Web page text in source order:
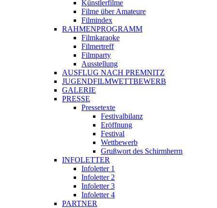
Künstlerfilme
Filme über Amateure
Filmindex
RAHMENPROGRAMM
Filmkaraoke
Filmertreff
Filmparty
Ausstellung
AUSFLUG NACH PREMNITZ
JUGENDFILMWETTBEWERB
GALERIE
PRESSE
Pressetexte
Festivalbilanz
Eröffnung
Festival
Wettbewerb
Grußwort des Schirmherrn
INFOLETTER
Infoletter 1
Infoletter 2
Infoletter 3
Infoletter 4
PARTNER